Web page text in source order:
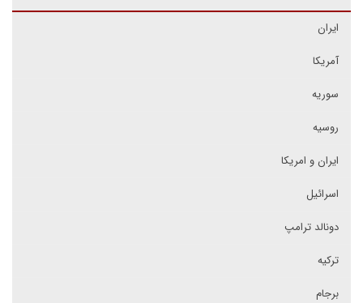
ایران
آمریکا
سوریه
روسیه
ایران و امریکا
اسرائیل
دونالد ترامپ
ترکیه
برجام